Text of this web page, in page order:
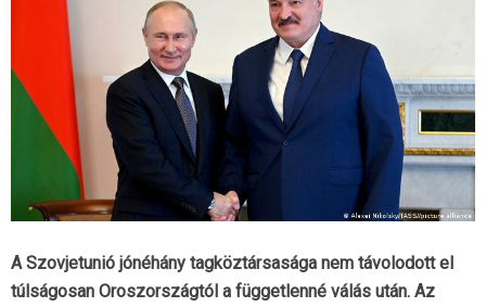
A Szovjetunió jónéhány tagköztársasága nem távolodott el
túlságosan Oroszországtól a függetlenné válás után. Az